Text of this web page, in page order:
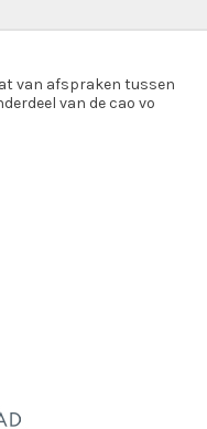
van afspraken tussen
van de cao vo